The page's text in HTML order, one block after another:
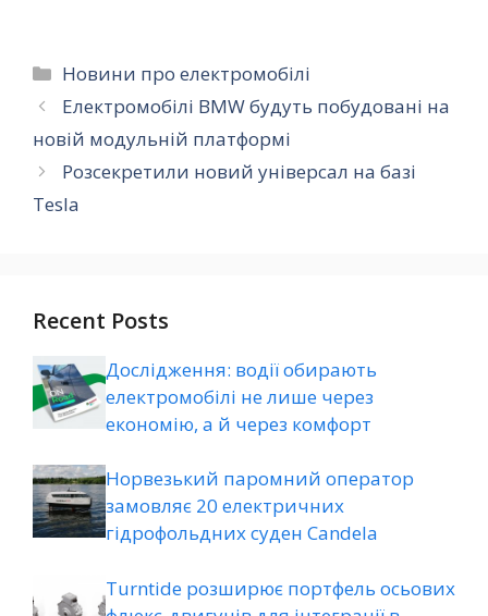
Категорії
Новини про електромобілі
Електромобілі BMW будуть побудовані на
новій модульній платформі
Розсекретили новий універсал на базі
Teslа
Recent Posts
Дослідження: водії обирають
електромобілі не лише через
економію, а й через комфорт
Норвезький паромний оператор
замовляє 20 електричних
гідрофольдних суден Candela
Turntide розширює портфель осьових